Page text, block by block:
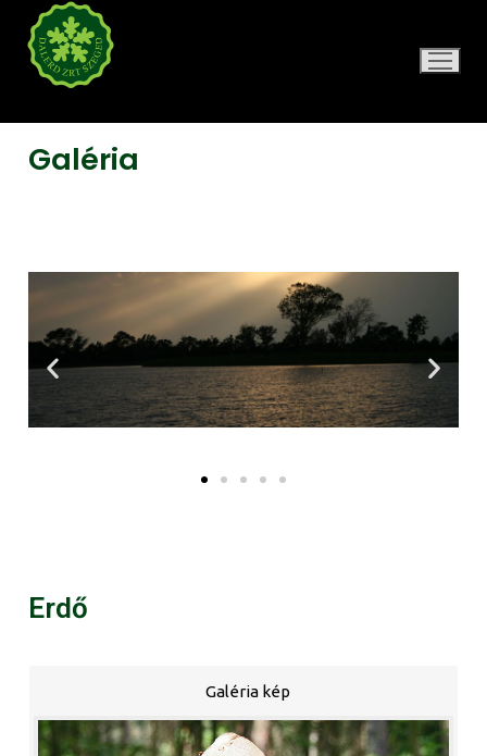
Galéria
Erdő
Galéria kép